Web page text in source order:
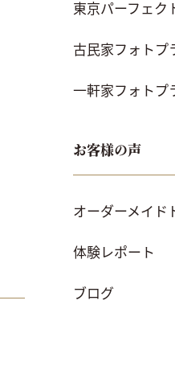
東京パーフェク
古民家フォトプ
一軒家フォトプ
お客様の声
オーダーメイド
体験レポート
ブログ